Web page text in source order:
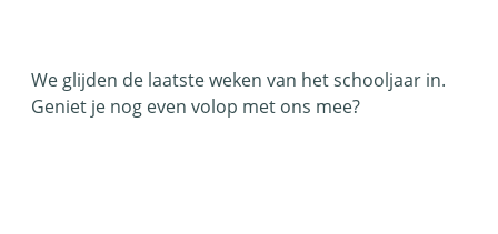
We glijden de laatste weken van het schooljaar in.
Geniet je nog even volop met ons mee?